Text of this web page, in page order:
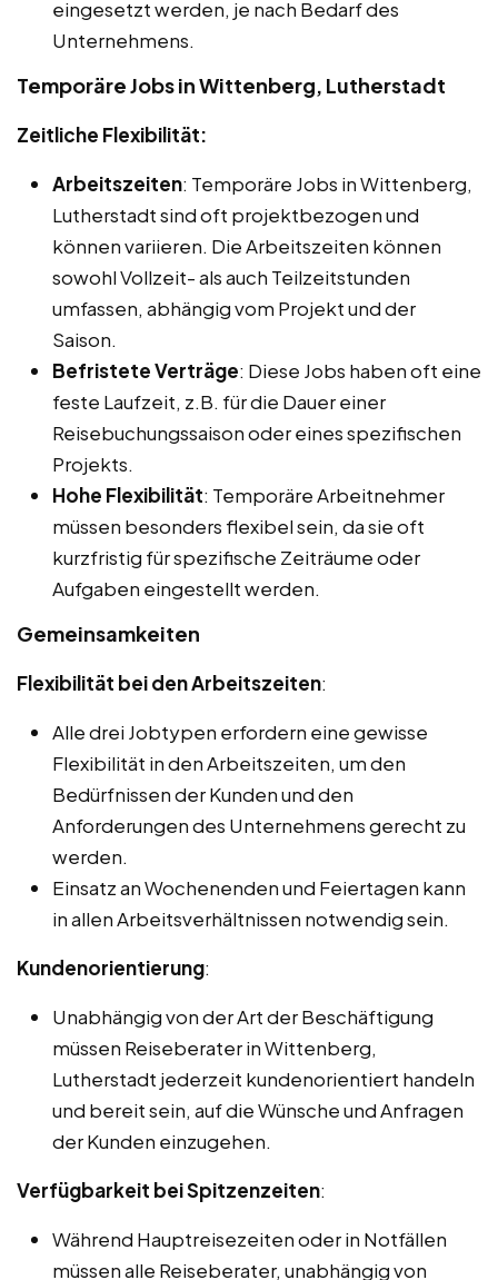
eingesetzt werden, je nach Bedarf des
Unternehmens.
Temporäre Jobs in Wittenberg, Lutherstadt
Zeitliche Flexibilität:
Arbeitszeiten: Temporäre Jobs in Wittenberg,
Lutherstadt sind oft projektbezogen und
können variieren. Die Arbeitszeiten können
sowohl Vollzeit- als auch Teilzeitstunden
umfassen, abhängig vom Projekt und der
Saison.
Befristete Verträge: Diese Jobs haben oft eine
feste Laufzeit, z.B. für die Dauer einer
Reisebuchungssaison oder eines spezifischen
Projekts.
Hohe Flexibilität: Temporäre Arbeitnehmer
müssen besonders flexibel sein, da sie oft
kurzfristig für spezifische Zeiträume oder
Aufgaben eingestellt werden.
Gemeinsamkeiten
Flexibilität bei den Arbeitszeiten:
Alle drei Jobtypen erfordern eine gewisse
Flexibilität in den Arbeitszeiten, um den
Bedürfnissen der Kunden und den
Anforderungen des Unternehmens gerecht zu
werden.
Einsatz an Wochenenden und Feiertagen kann
in allen Arbeitsverhältnissen notwendig sein.
Kundenorientierung:
Unabhängig von der Art der Beschäftigung
müssen Reiseberater in Wittenberg,
Lutherstadt jederzeit kundenorientiert handeln
und bereit sein, auf die Wünsche und Anfragen
der Kunden einzugehen.
Verfügbarkeit bei Spitzenzeiten:
Während Hauptreisezeiten oder in Notfällen
müssen alle Reiseberater, unabhängig von